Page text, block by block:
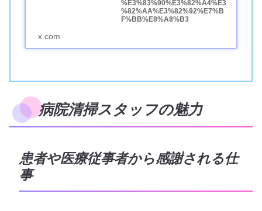
%E3%83%90%E3%82%A4%E3
%82%AA%E3%82%92%E7%B
F%BB%E8%A8%B3
x.com
病院清掃スタッフの魅力
患者や医療従事者から感謝される仕
事